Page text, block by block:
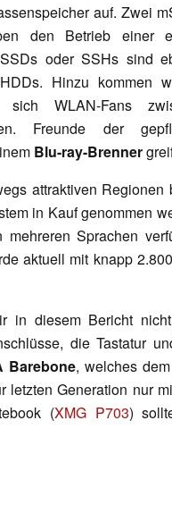
auf. Zwei
den Betrieb einer
oder SSHs sind
Hinzu kommen
sich WLAN-Fans
Freunde der
Blu-ray-Brenner
attraktiven Regionen
in Kauf genommen
Sprachen
aktuell mit knapp
in diesem Bericht
die Tastatur
Barebone, welches
letzten Generation nur
(XMG P703)